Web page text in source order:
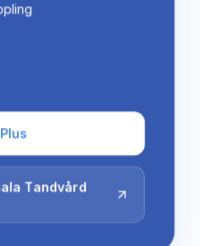
Tandvård